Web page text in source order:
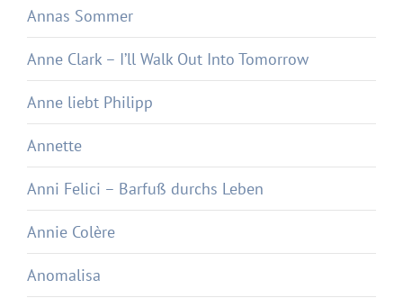
Annas Sommer
Anne Clark – I’ll Walk Out Into Tomorrow
Anne liebt Philipp
Annette
Anni Felici – Barfuß durchs Leben
Annie Colère
Anomalisa